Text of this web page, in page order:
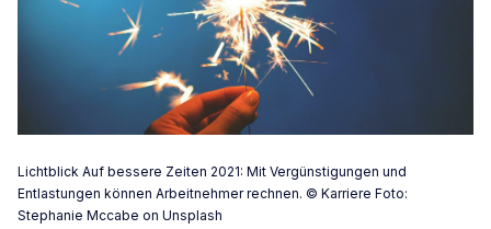
Lichtblick Auf bessere Zeiten 2021: Mit Vergünstigungen und
Entlastungen können Arbeitnehmer rechnen. © Karriere Foto:
Stephanie Mccabe on Unsplash